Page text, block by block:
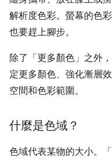
解析度色彩。螢幕的色
也要趕上腳步。
除了「更多顏色」之外
定更多顏色、強化漸層
空間和色彩範圍。
什麼是色域？
色域代表某物的大小。